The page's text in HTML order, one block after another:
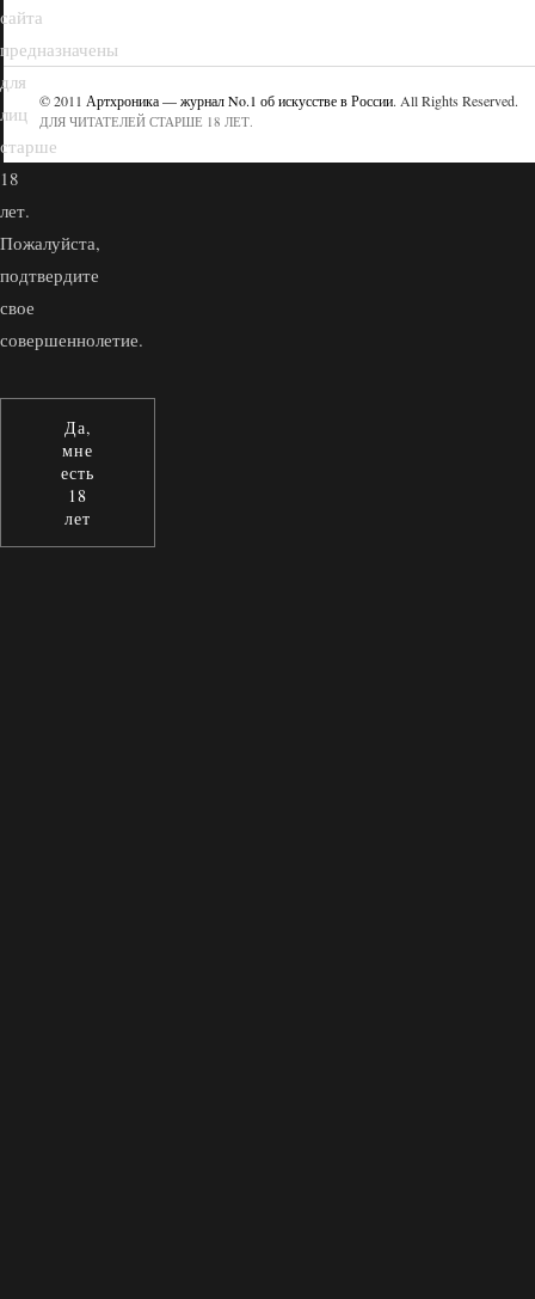
© 2011 Артхроника — журнал No.1 об искусстве в России. All Rights Reserved.
ДЛЯ ЧИТАТЕЛЕЙ СТАРШЕ 18 ЛЕТ.
сайта
предназначены
для
лиц
старше
18
лет.
Пожалуйста,
подтвердите
свое
совершеннолетие.
Да,
мне
есть
18
лет